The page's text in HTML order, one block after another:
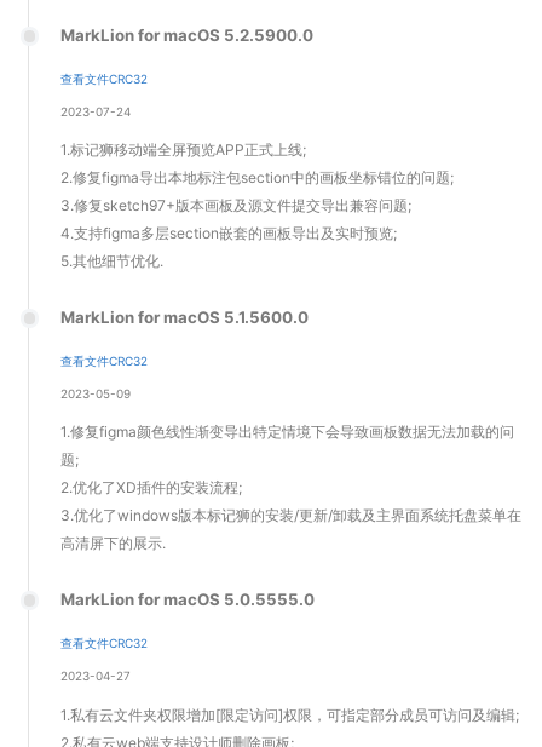
2023-07-24
查看文件CRC32
MarkLion for macOS 5.2.5900.0
1.标记狮移动端全屏预览APP正式上线;
2.修复figma导出本地标注包section中的画板坐标错位的问题;
3.修复sketch97+版本画板及源文件提交导出兼容问题;
4.支持figma多层section嵌套的画板导出及实时预览;
5.其他细节优化.
2023-05-09
查看文件CRC32
MarkLion for macOS 5.1.5600.0
1.修复figma颜色线性渐变导出特定情境下会导致画板数据无法加载的问
题;
2.优化了XD插件的安装流程;
3.优化了windows版本标记狮的安装/更新/卸载及主界面系统托盘菜单在
高清屏下的展示.
2023-04-27
查看文件CRC32
MarkLion for macOS 5.0.5555.0
1.私有云文件夹权限增加[限定访问]权限，可指定部分成员可访问及编辑;
2.私有云web端支持设计师删除画板;